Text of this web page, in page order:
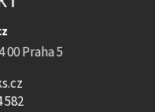
00 Praha 5
582